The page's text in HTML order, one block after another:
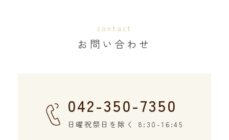
contact
お問い合わせ
042-350-7350
日曜祝祭日を除く 8:30-16:45